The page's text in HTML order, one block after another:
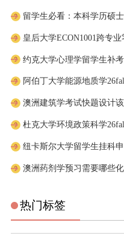
澳洲建筑学考试快题设计
杜克大学环境政策科学
澳洲药剂学预习需要哪些
热门标签